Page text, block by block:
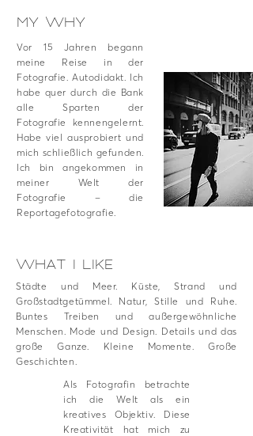
MY WHY
Vor 15 Jahren begann
meine Reise in der
Fotografie. Autodidakt. Ich
habe quer durch die Bank
alle Sparten der
Fotografie kennengelernt.
Habe viel ausprobiert und
mich schließlich gefunden.
Ich bin angekommen in
meiner Welt der
Fotografie – die
Reportagefotografie.
WHAT I LIKE
Städte und Meer. Küste, Strand und
Großstadtgetümmel. Natur, Stille und Ruhe.
Buntes Treiben und außergewöhnliche
Menschen. Mode und Design. Details und das
große Ganze. Kleine Momente. Große
Geschichten.
Als Fotografin betrachte
ich die Welt als ein
kreatives Objektiv. Diese
Kreativität hat mich zu